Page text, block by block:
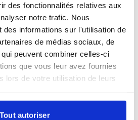
des fonctionnalités relatives aux
notre trafic. Nous
des informations sur l'utilisation de
de médias sociaux, de
peuvent combiner celles-ci
que vous leur avez fournies
lors de votre utilisation de leurs
Tout autoriser
qui vous intéressent et
recevoir en exclusivité.